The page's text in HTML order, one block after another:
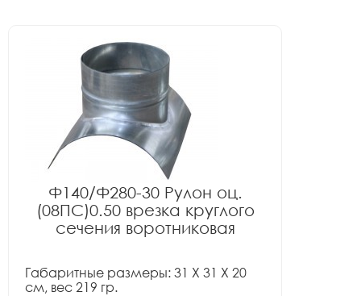
Ф140/Ф280-30 Рулон оц.
(08ПС)0.50 врезка круглого
сечения воротниковая
Габаритные размеры: 31 X 31 X 20
см, вес 219 гр.